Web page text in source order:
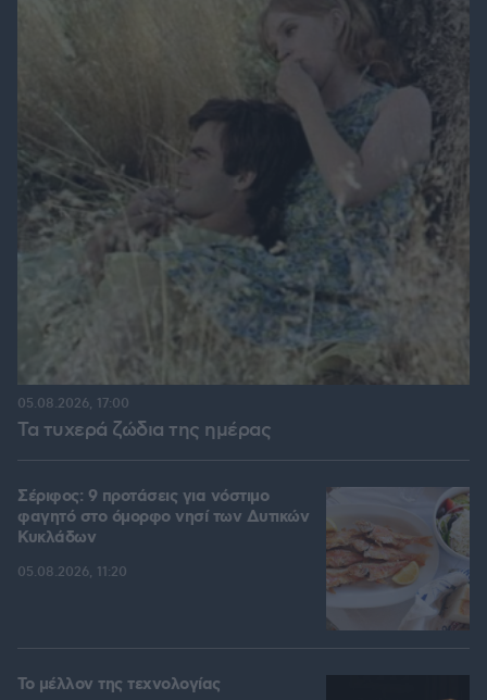
Τα τυχερά ζώδια της ημέρας
05.08.2026, 17:00
Σέριφος: 9 προτάσεις για νόστιμο
φαγητό στο όμορφο νησί των Δυτικών
Κυκλάδων
05.08.2026, 11:20
Το μέλλον της τεχνολογίας